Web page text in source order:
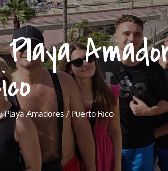
Playa
Playa Amadores / Puerto Rico